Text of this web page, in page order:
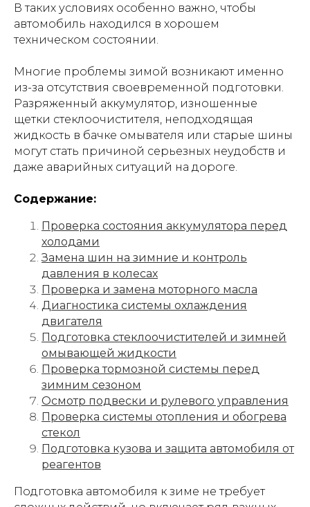
В таких условиях особенно важно, чтобы
автомобиль находился в хорошем
техническом состоянии.
Многие проблемы зимой возникают именно
из-за отсутствия своевременной подготовки.
Разряженный аккумулятор, изношенные
щетки стеклоочистителя, неподходящая
жидкость в бачке омывателя или старые шины
могут стать причиной серьезных неудобств и
даже аварийных ситуаций на дороге.
Содержание:
Проверка состояния аккумулятора перед
холодами
Замена шин на зимние и контроль
давления в колесах
Проверка и замена моторного масла
Диагностика системы охлаждения
двигателя
Подготовка стеклоочистителей и зимней
омывающей жидкости
Проверка тормозной системы перед
зимним сезоном
Осмотр подвески и рулевого управления
Проверка системы отопления и обогрева
стекол
Подготовка кузова и защита автомобиля от
реагентов
Подготовка автомобиля к зиме не требует